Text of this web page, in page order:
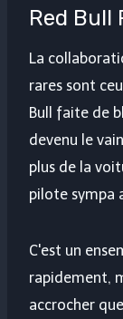
Red Bull
La
rares sont
Bull faite de
devenu le
plus de la
pilote sympa
C'est un
rapidement,
accrocher